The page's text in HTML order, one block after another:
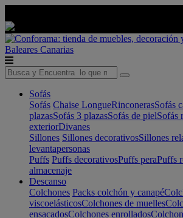
Baleares Canarias
Sofás
Sofás Chaise LongueRinconerasSofás
plazasSofás 3 plazasSofás de pielSofás
exteriorDivanes
Sillones Sillones decorativosSillones
levantapersonas
Puffs Puffs decorativosPuffs peraPuffs
almacenaje
Descanso
Colchones Packs colchón y canapé
viscoelásticosColchones de muelles
ensacadosColchones enrollados